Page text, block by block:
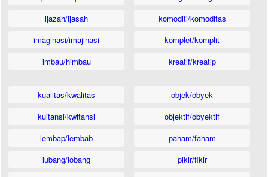
ijazah/ijasah
imaginasi/imajinasi
imbau/himbau
komoditi/komoditas
komplet/komplit
kreatif/kreatip
kualitas/kwalitas
kuitansi/kwitansi
lembap/lembab
lubang/lobang
objek/obyek
objektif/obyektif
paham/faham
pikir/fikir